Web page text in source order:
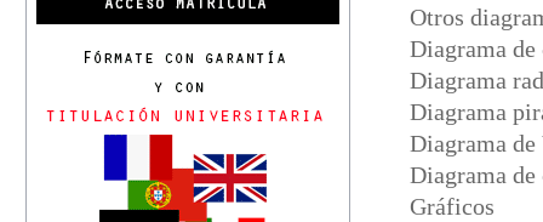
Otros
Diagrama
Diagrama
Diagrama
Diagrama
Diagrama
Gráficos